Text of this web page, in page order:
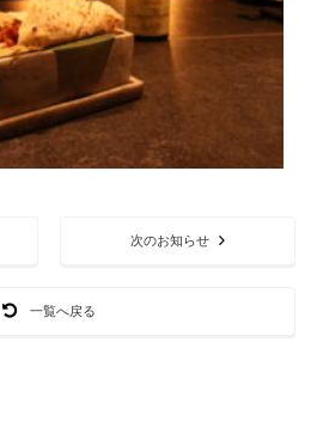
一覧へ戻る
次のお知らせ